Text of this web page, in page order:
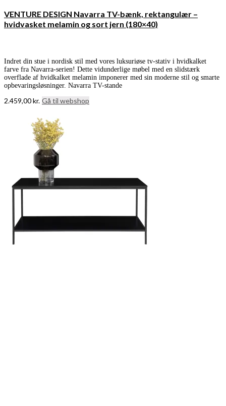
VENTURE DESIGN Navarra TV-bænk, rektangulær –
hvidvasket melamin og sort jern (180×40)
Indret din stue i nordisk stil med vores luksuriøse tv-stativ i hvidkalket
farve fra Navarra-serien! Dette vidunderlige møbel med en slidstærk
overflade af hvidkalket melamin imponerer med sin moderne stil og smarte
opbevaringsløsninger. Navarra TV-stande
2.459,00kr. Gå til webshop